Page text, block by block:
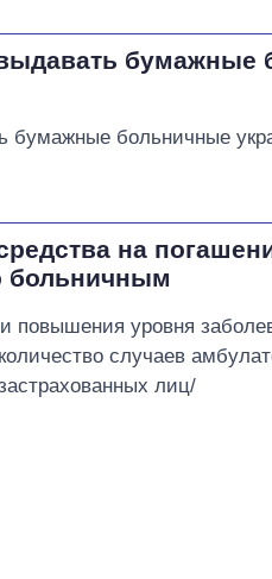
бумажные
больничные
на
больничным
повышения уровня
случаев
лиц/